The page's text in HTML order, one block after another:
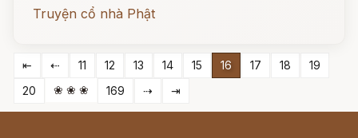
Truyện cổ nhà Phật
⇤ ⇠ 11 12 13 14 15 16 17 18
19
20
❀ ❀ ❀ 169 ⇢ ⇥